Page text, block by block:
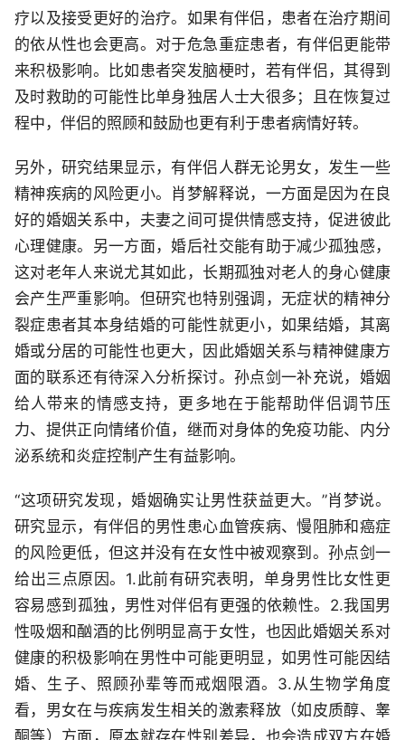
疗以及接受更好的治疗。如果有伴侣，患者在治疗期间
的依从性也会更高。对于危急重症患者，有伴侣更能带
来积极影响。比如患者突发脑梗时，若有伴侣，其得到
及时救助的可能性比单身独居人士大很多；且在恢复过
程中，伴侣的照顾和鼓励也更有利于患者病情好转。
另外，研究结果显示，有伴侣人群无论男女，发生一些
精神疾病的风险更小。肖梦解释说，一方面是因为在良
好的婚姻关系中，夫妻之间可提供情感支持，促进彼此
心理健康。另一方面，婚后社交能有助于减少孤独感，
这对老年人来说尤其如此，长期孤独对老人的身心健康
会产生严重影响。但研究也特别强调，无症状的精神分
裂症患者其本身结婚的可能性就更小，如果结婚，其离
婚或分居的可能性也更大，因此婚姻关系与精神健康方
面的联系还有待深入分析探讨。孙点剑一补充说，婚姻
给人带来的情感支持，更多地在于能帮助伴侣调节压
力、提供正向情绪价值，继而对身体的免疫功能、内分
泌系统和炎症控制产生有益影响。
“这项研究发现，婚姻确实让男性获益更大。”肖梦说。
研究显示，有伴侣的男性患心血管疾病、慢阻肺和癌症
的风险更低，但这并没有在女性中被观察到。孙点剑一
给出三点原因。1.此前有研究表明，单身男性比女性更
容易感到孤独，男性对伴侣有更强的依赖性。2.我国男
性吸烟和酗酒的比例明显高于女性，也因此婚姻关系对
健康的积极影响在男性中可能更明显，如男性可能因结
婚、生子、照顾孙辈等而戒烟限酒。3.从生物学角度
看，男女在与疾病发生相关的激素释放（如皮质醇、睾
酮等）方面，原本就存在性别差异，也会造成双方在婚